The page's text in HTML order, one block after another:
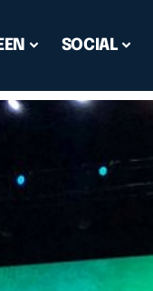
SOCIAL